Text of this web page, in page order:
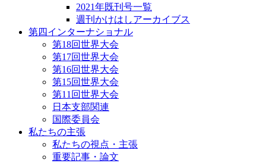
2021年既刊号一覧
週刊かけはしアーカイブス
第四インターナショナル
第18回世界大会
第17回世界大会
第16回世界大会
第15回世界大会
第11回世界大会
日本支部関連
国際委員会
私たちの主張
私たちの視点・主張
重要記事・論文